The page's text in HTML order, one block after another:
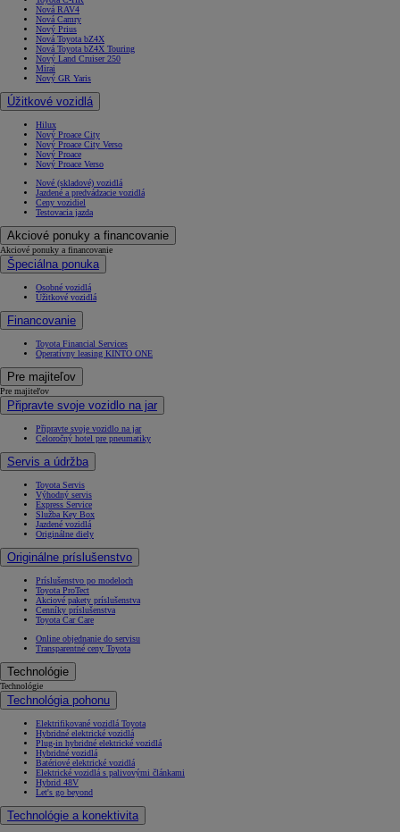
Nová RAV4
Nová Camry
Nový Prius
Nová Toyota bZ4X
Nová Toyota bZ4X Touring
Nový Land Cruiser 250
Mirai
Nový GR Yaris
Úžitkové vozidlá
Hilux
Nový Proace City
Nový Proace City Verso
Nový Proace
Nový Proace Verso
Nové (skladové) vozidlá
Jazdené a predvádzacie vozidlá
Ceny vozidiel
Testovacia jazda
Akciové ponuky a financovanie
Akciové ponuky a financovanie
Špeciálna ponuka
Osobné vozidlá
Úžitkové vozidlá
Financovanie
Toyota Financial Services
Operatívny leasing KINTO ONE
Pre majiteľov
Pre majiteľov
Připravte svoje vozidlo na jar
Připravte svoje vozidlo na jar
Celoročný hotel pre pneumatiky
Servis a údržba
Toyota Servis
Výhodný servis
Express Service
Služba Key Box
Jazdené vozidlá
Originálne diely
Originálne príslušenstvo
Príslušenstvo po modeloch
Toyota ProTect
Akciové pakety príslušenstva
Cenníky príslušenstva
Toyota Car Care
Online objednanie do servisu
Transparentné ceny Toyota
Technológie
Technológie
Technológia pohonu
Elektrifikované vozidlá Toyota
Hybridné elektrické vozidlá
Plug-in hybridné elektrické vozidlá
Hybridné vozidlá
Batériové elektrické vozidlá
Elektrické vozidlá s palivovými článkami
Hybrid 48V
Let's go beyond
Technológie a konektivita